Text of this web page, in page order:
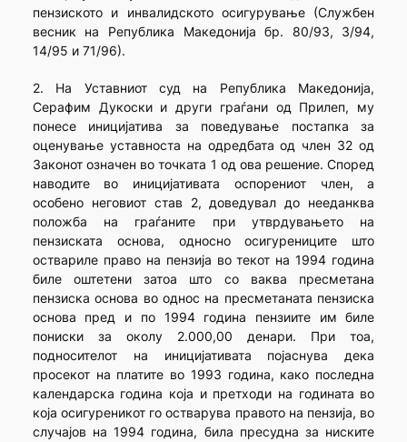
пензиското и инвалидското осигурување (Службен
весник на Република Македонија бр. 80/93, 3/94,
14/95 и 71/96).
2. На Уставниот суд на Република Македонија,
Серафим Дукоски и други граѓани од Прилеп, му
понесе иницијатива за поведување постапка за
оценување уставноста на одредбата од член 32 од
Законот означен во точката 1 од ова решение. Според
наводите во иницијативата оспорениот член, а
особено неговиот став 2, доведувал до нееданква
положба на граѓаните при утврдувањето на
пензиската основа, односно осигурениците што
оствариле право на пензија во текот на 1994 година
биле оштетени затоа што со ваква пресметана
пензиска основа во однос на пресметаната пензиска
основа пред и по 1994 година пензиите им биле
пониски за околу 2.000,00 денари. При тоа,
подносителот на иницијативата појаснува дека
просекот на платите во 1993 година, како последна
календарска година која и претходи на годината во
која осигуреникот го остварува правото на пензија, во
случајов на 1994 година, била пресудна за ниските